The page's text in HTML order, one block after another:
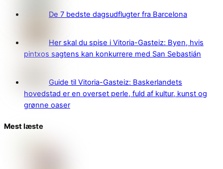
De 7 bedste dagsudflugter fra Barcelona
Her skal du spise i Vitoria-Gasteiz: Byen, hvis
pintxos sagtens kan konkurrere med San Sebastián
Guide til Vitoria-Gasteiz: Baskerlandets
hovedstad er en overset perle, fuld af kultur, kunst og
grønne oaser
Mest læste